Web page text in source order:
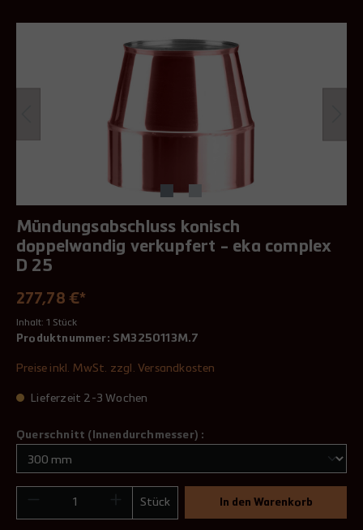
Mündungsabschluss konisch
doppelwandig verkupfert - eka complex
D 25
277,78 €*
Inhalt: 1 Stück
Produktnummer: SM3250113M.7
Preise inkl. MwSt. zzgl. Versandkosten
Lieferzeit 2-3 Wochen
Querschnitt (Innendurchmesser) :
Stück In den Warenkorb